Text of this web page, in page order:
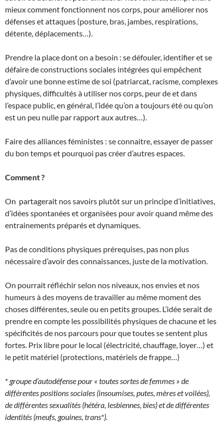
mieux comment fonctionnent nos corps, pour améliorer nos
défenses et attaques (posture, bras, jambes, respirations,
détente, déplacements…).
Prendre la place dont on a besoin : se défouler, identifier et se
défaire de constructions sociales intégrées qui empêchent
d’avoir une bonne estime de soi (patriarcat, racisme, complexes
physiques, difficultés à utiliser nos corps, peur de et dans
l’espace public, en général, l’idée qu’on a toujours été ou qu’on
est un peu nulle par rapport aux autres…).
Faire des alliances féministes : se connaitre, essayer de passer
du bon temps et pourquoi pas créer d’autres espaces.
Comment ?
On partagerait nos savoirs plutôt sur un principe d’initiatives,
d’idées spontanées et organisées pour avoir quand même des
entrainements préparés et dynamiques.
Pas de conditions physiques prérequises, pas non plus
nécessaire d’avoir des connaissances, juste de la motivation.
On pourrait réfléchir selon nos niveaux, nos envies et nos
humeurs à des moyens de travailler au même moment des
choses différentes, seule ou en petits groupes. L’idée serait de
prendre en compte les possibilités physiques de chacune et les
spécificités de nos parcours pour que toutes se sentent plus
fortes. Prix libre pour le local (électricité, chauffage, loyer…) et
le petit matériel (protections, matériels de frappe…)
* groupe d’autodéfense pour « toutes sortes de femmes » de
différentes positions sociales (insoumises, putes, mères et voilées),
de différentes sexualités (hétéra, lesbiennes, bies) et de différentes
identités (meufs, gouines, trans*).